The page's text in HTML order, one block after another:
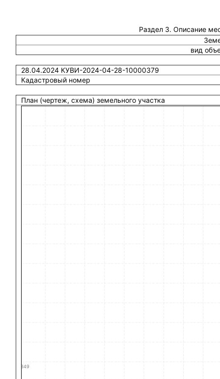
Раздел 3. Описание
вид
28.04.2024 КУВИ-2024-04-28-10000379
Кадастровый номер
План (чертеж, схема) земельного участка